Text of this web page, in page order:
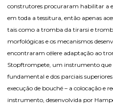
construtores procuraram habilitar a
em toda a tessitura, então apenas
tais como a tromba da tirarsi e
morfológicas e os mecanismos
encontraram célere adaptação ao
Stopftrompete, um instrumento que
fundamental e dos parciais
execução de bouché – a colocação e
instrumento, desenvolvida por